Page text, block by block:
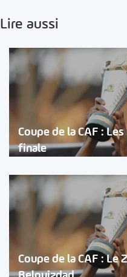
Lire aussi
Coupe de la CAF :
finale
Coupe de la CAF : Le